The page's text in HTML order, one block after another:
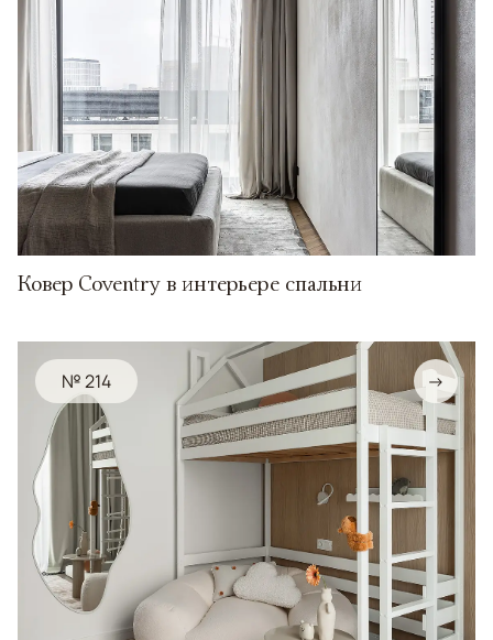
Ковер Coventry в интерьере спальни
№ 214 →